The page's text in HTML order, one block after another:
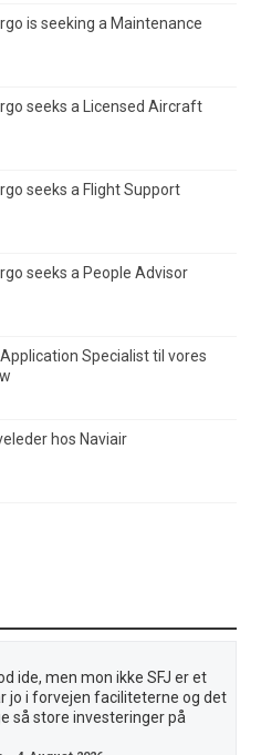
is seeking a Maintenance
seeks a Licensed Aircraft
seeks a Flight Support
seeks a People Advisor
Specialist til vores
hos Naviair
ide, men mon ikke SFJ er et
jo i forvejen faciliteterne og det
så store investeringer på